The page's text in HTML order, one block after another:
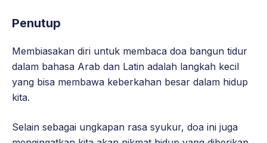
Penutup
Membiasakan diri untuk membaca doa bangun tidur
dalam bahasa Arab dan Latin adalah langkah kecil
yang bisa membawa keberkahan besar dalam hidup
kita.
Selain sebagai ungkapan rasa syukur, doa ini juga